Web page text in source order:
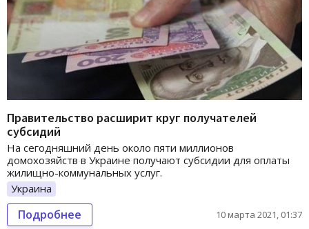
Правительство расширит круг получателей
субсидий
На сегодняшний день около пяти миллионов
домохозяйств в Украине получают субсидии для оплаты
жилищно-коммунальных услуг.
Украина
Подробнее 10 марта 2021, 01:37